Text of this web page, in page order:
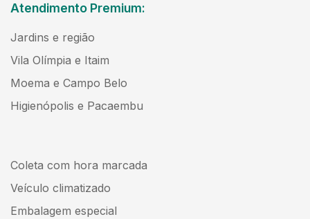
Atendimento Premium:
Jardins e região
Vila Olímpia e Itaim
Moema e Campo Belo
Higienópolis e Pacaembu
Coleta com hora marcada
Veículo climatizado
Embalagem especial